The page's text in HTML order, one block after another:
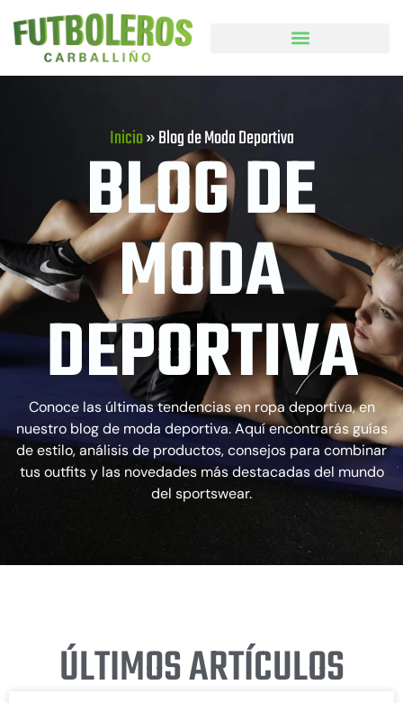
Inicio»Blog de Moda Deportiva
BLOG DE
MODA
DEPORTIVA
Conoce las últimas tendencias en ropa deportiva, en
nuestro blog de moda deportiva. Aquí encontrarás guías
de estilo, análisis de productos, consejos para combinar
tus outfits y las novedades más destacadas del mundo
del sportswear.
ÚLTIMOS ARTÍCULOS